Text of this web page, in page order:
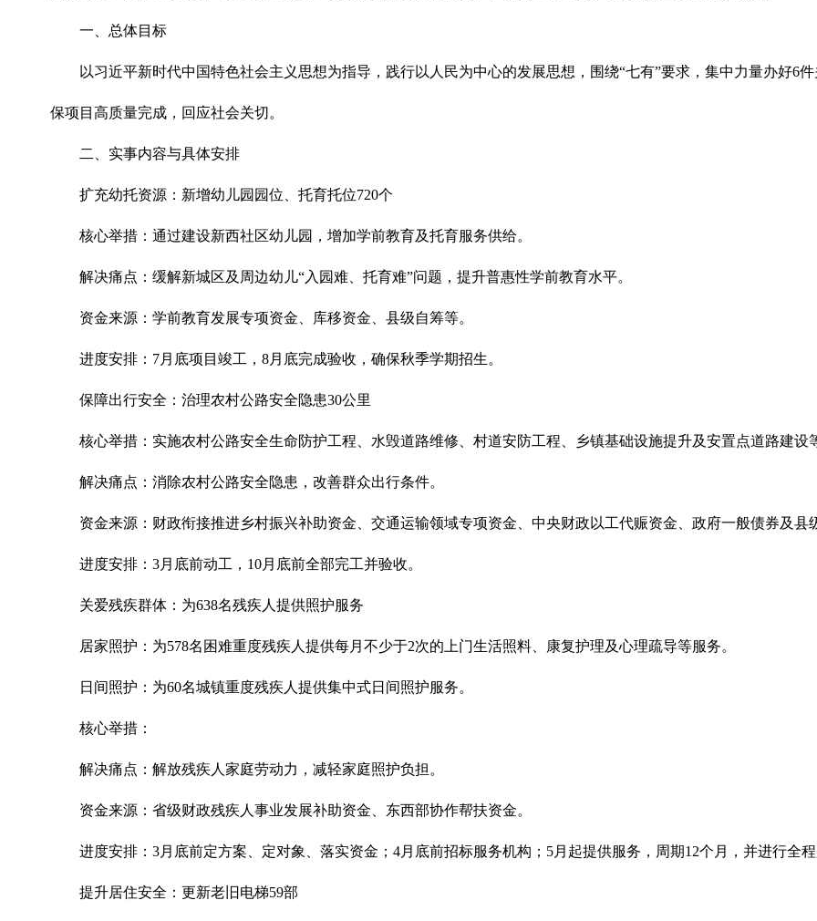
一、总体目标
以习近平新时代中国特色社会主义思想为指导，践行以人民为中心的发展思想，围绕“七有”要求，集中力量办好6
保项目高质量完成，回应社会关切。
二、实事内容与具体安排
扩充幼托资源：新增幼儿园园位、托育托位720个
核心举措：通过建设新西社区幼儿园，增加学前教育及托育服务供给。
解决痛点：缓解新城区及周边幼儿“入园难、托育难”问题，提升普惠性学前教育水平。
资金来源：学前教育发展专项资金、库移资金、县级自筹等。
进度安排：7月底项目竣工，8月底完成验收，确保秋季学期招生。
保障出行安全：治理农村公路安全隐患30公里
核心举措：实施农村公路安全生命防护工程、水毁道路维修、村道安防工程、乡镇基础设施提升及安置点道路建设
解决痛点：消除农村公路安全隐患，改善群众出行条件。
资金来源：财政衔接推进乡村振兴补助资金、交通运输领域专项资金、中央财政以工代赈资金、政府一般债券及县
进度安排：3月底前动工，10月底前全部完工并验收。
关爱残疾群体：为638名残疾人提供照护服务
居家照护：为578名困难重度残疾人提供每月不少于2次的上门生活照料、康复护理及心理疏导等服务。
日间照护：为60名城镇重度残疾人提供集中式日间照护服务。
核心举措：
解决痛点：解放残疾人家庭劳动力，减轻家庭照护负担。
资金来源：省级财政残疾人事业发展补助资金、东西部协作帮扶资金。
进度安排：3月底前定方案、定对象、落实资金；4月底前招标服务机构；5月起提供服务，周期12个月，并进行全程
提升居住安全：更新老旧电梯59部